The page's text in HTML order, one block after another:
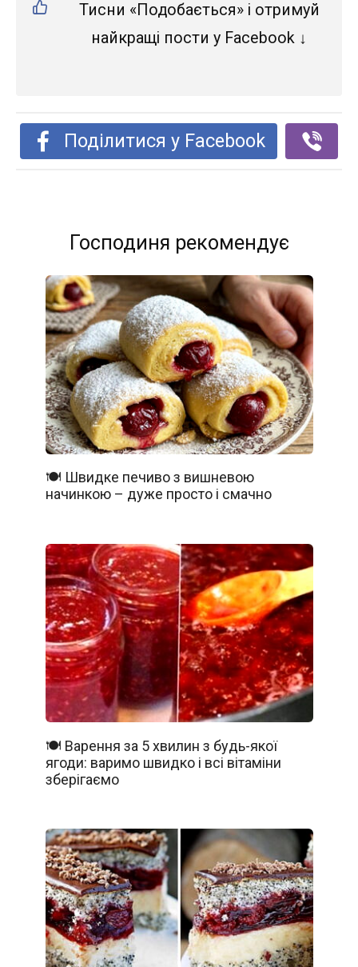
Тисни «Подобається» і отримуй
найкращі пости у Facebook ↓
Поділитися у Facebook
Господиня рекомендує
🍽️ Швидке печиво з вишневою
начинкою – дуже просто і смачно
🍽️ Варення за 5 хвилин з будь-якої
ягоди: варимо швидко і всі вітаміни
зберігаємо